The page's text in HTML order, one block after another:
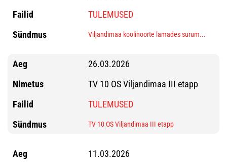
TULEMUSED
Viljandimaa koolinoorte lamades surum...
26.03.2026
TV 10 OS Viljandimaa III etapp
TULEMUSED
TV 10 OS Viljandimaa III etapp
11.03.2026